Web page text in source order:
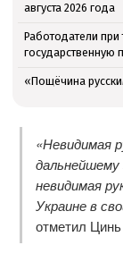
августа 2026 года
Работодатели при
государственную
«Пощёчина
«Невидимая
невидимая
Украине в
отметил Цинь